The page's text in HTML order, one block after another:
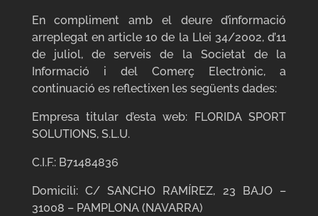
En compliment amb el deure d’informació
arreplegat en article 10 de la Llei 34/2002, d’11
de juliol, de serveis de la Societat de la
Informació i del Comerç Electrònic, a
continuació es reflectixen les següents dades:
Empresa titular d’esta web: FLORIDA SPORT
SOLUTIONS, S.L.U.
C.I.F.: B71484836
Domicili: C/ SANCHO RAMÍREZ, 23 BAJO –
31008 – PAMPLONA (NAVARRA)